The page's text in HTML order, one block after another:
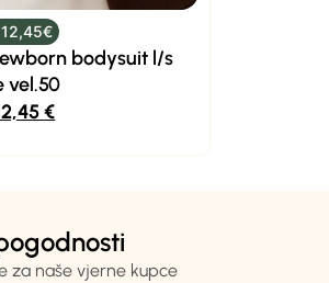
bodysuit l/s
vel.50
€
za naše vjerne kupce